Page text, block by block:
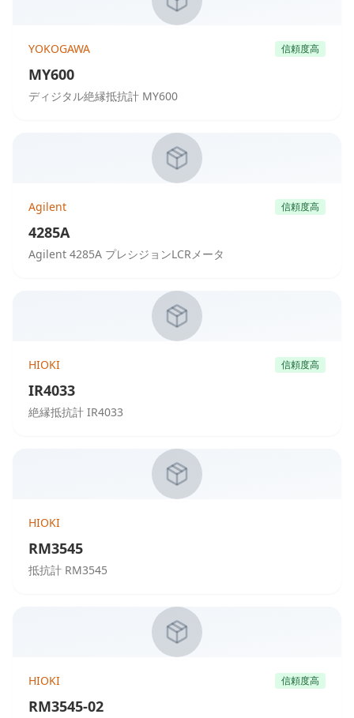
YOKOGAWA 信頼度高
MY600
ディジタル絶縁抵抗計 MY600
Agilent 信頼度高
4285A
Agilent 4285A プレシジョンLCRメータ
HIOKI 信頼度高
IR4033
絶縁抵抗計 IR4033
HIOKI
RM3545
抵抗計 RM3545
HIOKI 信頼度高
RM3545-02